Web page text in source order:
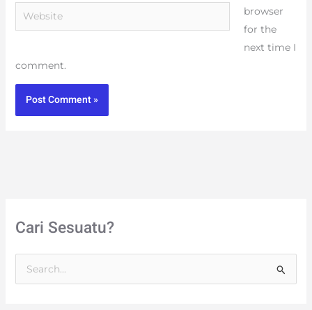
Website
browser
for the
next time I
comment.
Cari Sesuatu?